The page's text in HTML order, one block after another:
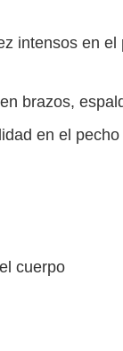
intensos en
brazos,
en el pecho
cuerpo